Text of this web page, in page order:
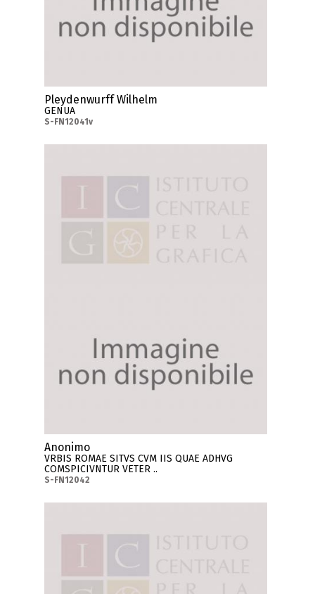
Pleydenwurff Wilhelm
GENUA
S-FN12041v
Anonimo
VRBIS ROMAE SITVS CVM IIS QUAE ADHVG
COMSPICIVNTUR VETER ..
S-FN12042